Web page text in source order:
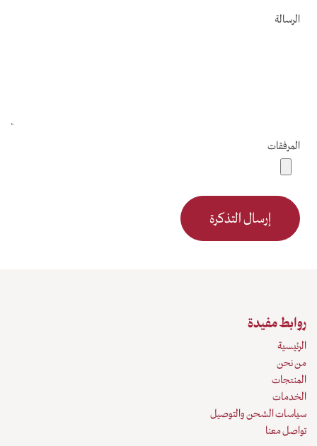
الرسالة
المرفقات
إرسال التذكرة
روابط مفيدة
الرئيسية
من نحن
المنتجات
الخدمات
سياسات الشحن والتوصيل
تواصل معنا